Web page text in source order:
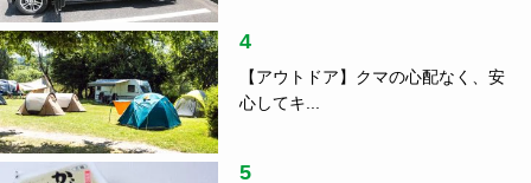
4
【アウトドア】クマの心配なく、安
心してキ...
5